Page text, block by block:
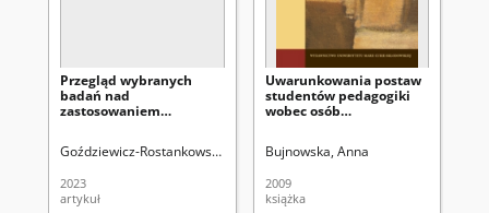
Przegląd wybranych
badań nad
zastosowaniem
imigrantów
Goździewicz-Rostankowska, Agata Uniwersytet Marii Curie-
2023
artykuł
Uwarunkowania postaw
studentów pedagogiki
wobec osób
Bujnowska, Anna
2009
książka